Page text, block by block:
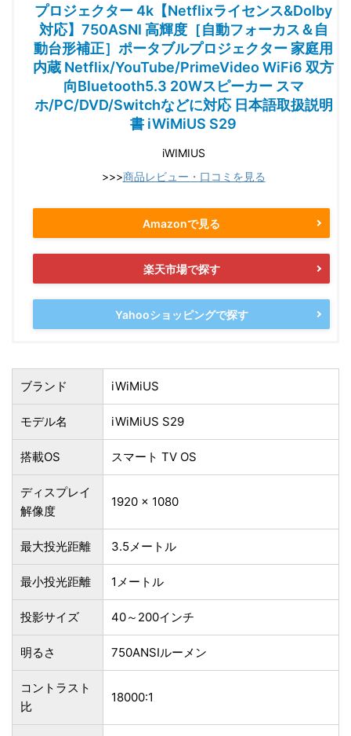
プロジェクター 4k【Netflixライセンス&DoIby
対応】750ASNI 高輝度［自動フォーカス＆自
動台形補正］ポータブルプロジェクター 家庭用
内蔵 Netflix/YouTube/PrimeVideo WiFi6 双方
向Bluetooth5.3 20Wスピーカー スマ
ホ/PC/DVD/Switchなどに対応 日本語取扱説明
書 iWiMiUS S29
iWIMIUS
>>>商品レビュー・口コミを見る
Amazonで見る
楽天市場で探す
Yahooショッピングで探す
ブランド iWiMiUS
モデル名 iWiMiUS S29
搭載OS スマート TV OS
ディスプレイ
解像度
1920 x 1080
最大投光距離 3.5メートル
最小投光距離 1メートル
投影サイズ 40～200インチ
明るさ 750ANSIルーメン
コントラスト
比
18000:1